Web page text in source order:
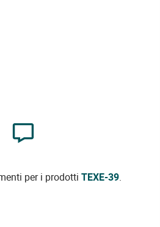
per i prodotti TEXE-39.